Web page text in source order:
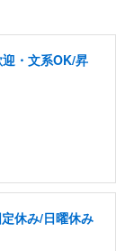
・文系OK/昇
休み/日曜休み